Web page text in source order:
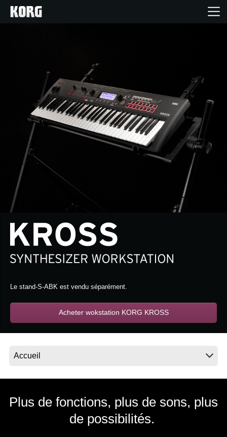
Produits
Extras
Evénements
Support
News
Lieu
A propos de Korg
Le stand-S-ABK est vendu séparément.
Acheter wokstation KORG KROSS
Plus de fonctions, plus de sons, plus
de possibilités.